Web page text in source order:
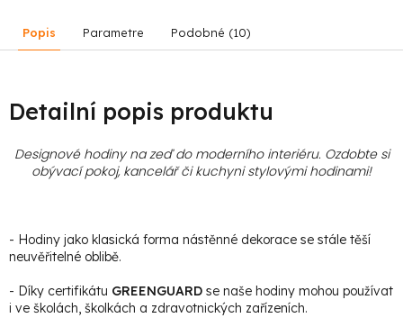
Popis Parametre Podobné (10)
Detailní popis produktu
Designové hodiny na zeď do moderního interiéru. Ozdobte si
obývací pokoj, kancelář či kuchyni stylovými hodinami!
- Hodiny jako klasická forma nástěnné dekorace se stále těší
neuvěřitelné oblibě.
- Díky certifikátu GREENGUARD se naše hodiny mohou používat
i ve školách, školkách a zdravotnických zařízeních.